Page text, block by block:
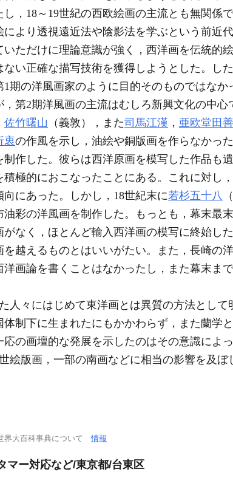
，18～19世紀の西欧絵画の主流とも無関係
より透視遠近法や陰影法を学ぶという前近
ただけに理論意識が強く，西洋画を伝統的
い正確な描写技術を獲得しようとした。し
期の洋風画家のように目的そのものではなか
第2期洋風画の主流はむしろ新興文化の中心
佐竹曙山 （義敦），また司馬江漢 ， 亜欧堂田善
衷の作風を示し，油絵や銅版画を作らなかっ
作した。彼らは西洋原画を模写した作品も
極的におこなったことにある。これに対し
にあった。しかし，18世紀末に若杉五十八
彩の洋風画を制作した。もっとも，幕末最
なく，ほとんど輸入西洋画の模写に終始し
越えるものとはいいがたい。また，長崎の
画論を書くことはなかったし，また幕末まで
々にはじめて東洋画とは異質の方法として
制下に生まれたにもかかわらず，また蘭学
の画壇的な発展を示したのはその意識によ
絵版画，一部の南画などに相当の影響を及ぼ
界大百科事典について情報
マー対応など/東京都/台東区